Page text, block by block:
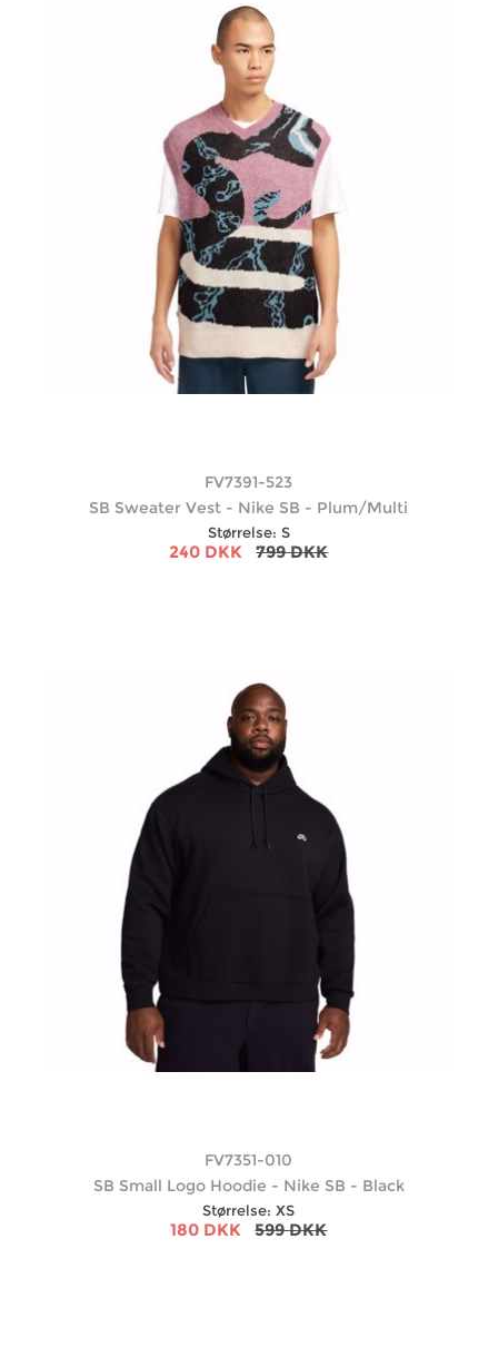
FV7391-523
SB Sweater Vest - Nike SB - Plum/Multi
Størrelse: S
240 DKK 799 DKK
FV7351-010
SB Small Logo Hoodie - Nike SB - Black
Størrelse: XS
180 DKK 599 DKK